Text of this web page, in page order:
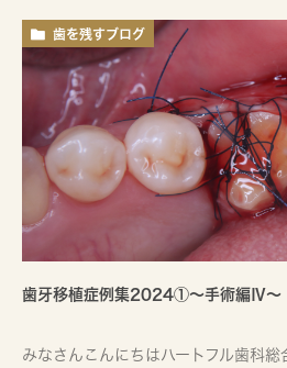
歯を残すブログ
歯牙移植症例集2024①〜手術編Ⅳ〜
みなさんこんにちはハートフル歯科総